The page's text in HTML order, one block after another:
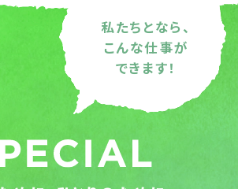
私たちとなら、
こんな仕事が
できます！